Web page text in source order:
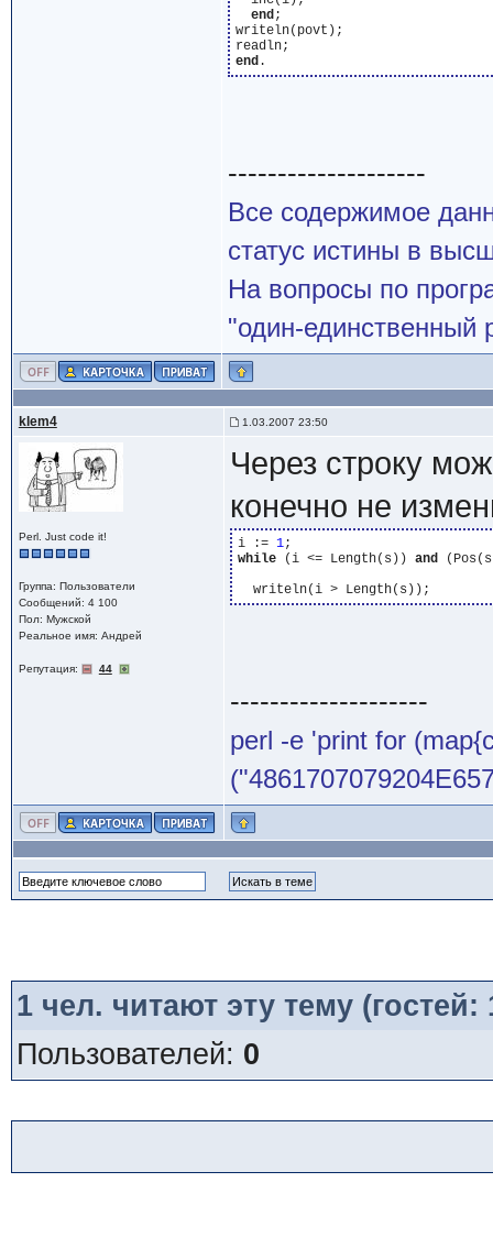
end;
writeln(povt);
end
--------------------
Все содержимое
статус истины в
На вопросы по
"один-единственный
klem4 1.03.2007 23:50
Perl. Just code it!
Группа: Пользователи
Сообщений: 4 100
Пол: Мужской
Реальное имя: Андрей
Репутация: 44
Через строку
конечно не
i := 1
while (i <= Length(s)) and
--------------------
perl -e 'print for
1чел. читают эту тему
Пользователей: 0